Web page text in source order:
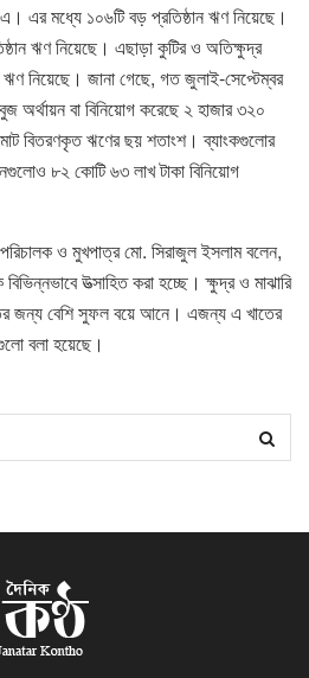
এ। এর মধ্যে ১০৬টি বড় প্রতিষ্ঠান ঋণ নিয়েছে।
ঋণ নিয়েছে। এছাড়া কুটির ও অতিক্ষুদ্র
ঋণ নিয়েছে। জানা গেছে, গত জুলাই-সেপ্টেম্বর
অর্থায়ন বা বিনিয়োগ করেছে ২ হাজার ৩২০
বিতরণকৃত ঋণের ছয় শতাংশ। ব্যাংকগুলোর
৮২ কোটি ৬৩ লাখ টাকা বিনিয়োগ
পরিচালক ও মুখপাত্র মো. সিরাজুল ইসলাম বলেন,
উত্সাহিত করা হচ্ছে। ক্ষুদ্র ও মাঝারি
জন্য বেশি সুফল বয়ে আনে। এজন্য এ খাতের
বলা হয়েছে।